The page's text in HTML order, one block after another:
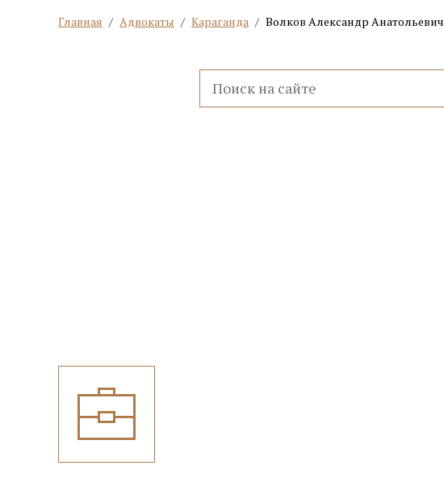
Главная / Адвокаты / Караганда / Волков Александр Анатольевич